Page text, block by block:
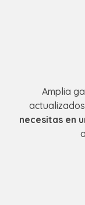
Amplia
necesitas en